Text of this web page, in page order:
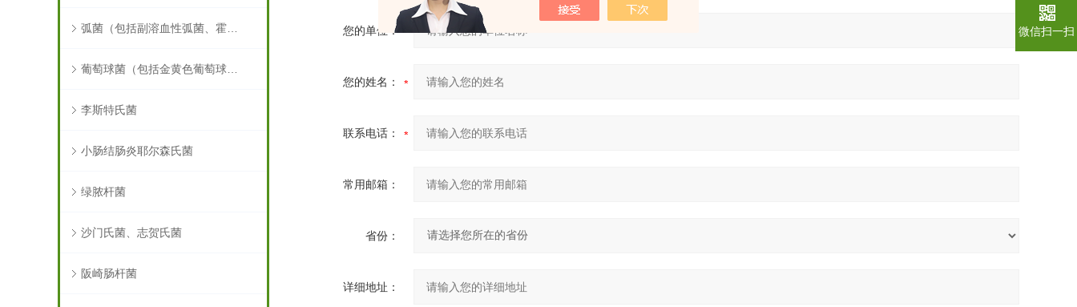
弧菌（包括副溶血性弧菌、霍乱弧菌）
葡萄球菌（包括金黄色葡萄球菌）
李斯特氏菌
小肠结肠炎耶尔森氏菌
绿脓杆菌
沙门氏菌、志贺氏菌
阪崎肠杆菌
您的单位：
您的姓名：
联系电话：
常用邮箱：
省份：
详细地址：
微信扫一扫